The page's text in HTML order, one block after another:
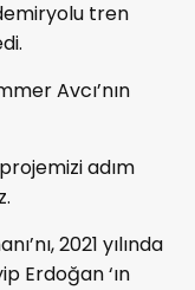
tren
Avcı’nın
adım
2021 yılında
Erdoğan ‘ın